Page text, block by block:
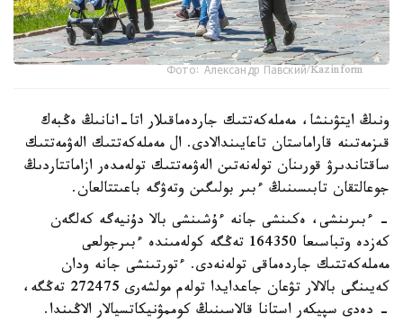
Фото: Александр Павский/Kazinform
ونىڭ ايتۋىنشا، مەملەكەتتىك جاردەماقىلار اتا-انانىڭ ەڭبەك
قىزمەتىنە قاراماستان تاعايىندالادى. ال مەملەكەتتىك الەۋمەتتىك
ساقتاندىرۋ قورىنان تولەنەتىن الەۋمەتتىك تولەمدەر ازاماتتاردىڭ
جوعالتقان تابىسىنىڭ ءبىر بولىگىن وتەۋگە باعىتتالعان.
- ءبىرىنشى، ەكىنشى جانە ءۇشىنشى بالا دۇنيەگە كەلگەن
كەزدە وتباسىعا 164350 تەڭگە كولەمىندە ءبىرجولعى
مەملەكەتتىك جاردەماقى تولەنەدى. ءتورتىنشى جانە ودان
كەيىنگى بالالار تۋعان جاعدايدا تولەم مولشەرى 272475 تەڭگە،
- دەدى سپيكەر استانا قالاسىنىڭ كوممۋنيكاتسيالار الاڭىندا.